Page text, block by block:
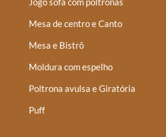
Mesa de centro e Canto
Mesa e Bistrô
Moldura com espelho
Poltrona avulsa e Giratória
Puff